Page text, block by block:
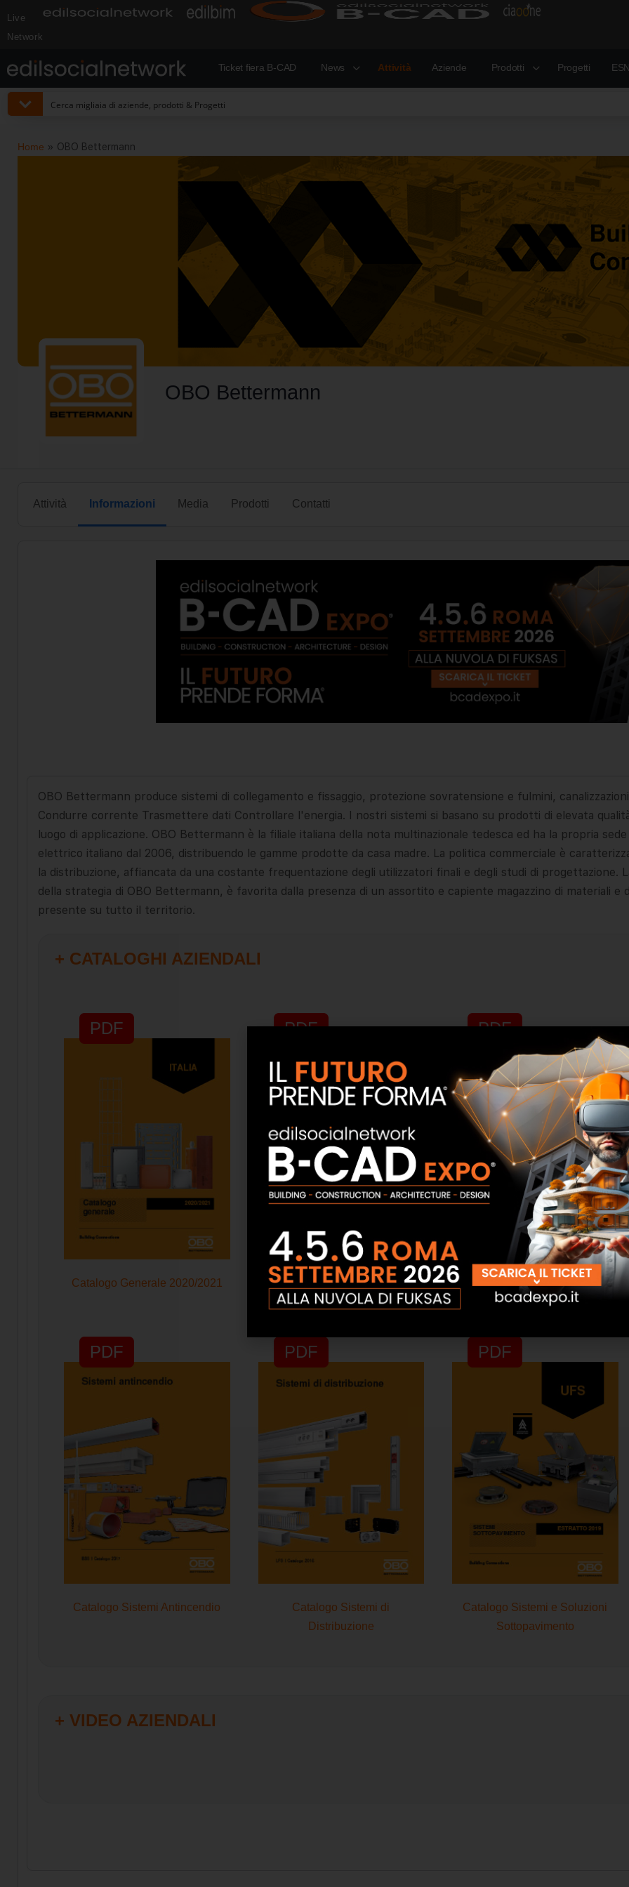
Live
Network
Ticket fiera B-CAD News Attività Aziende Prodotti Progetti
Home » OBO Bettermann
OBO Bettermann
Attività Informazioni Media Prodotti Contatti
OBO Bettermann produce sistemi di collegamento e fissaggio, protezione sovratensione e fulmini,
Condurre corrente Trasmettere dati Controllare l'energia. I nostri sistemi si basano su prodotti di elevata
luogo di applicazione. OBO Bettermann è la filiale italiana della nota multinazionale tedesca ed ha la propria
elettrico italiano dal 2006, distribuendo le gamme prodotte da casa madre. La politica commerciale è
la distribuzione, affiancata da una costante frequentazione degli utilizzatori finali e degli studi di progettazione.
della strategia di OBO Bettermann, è favorita dalla presenza di un assortito e capiente magazzino di materiali e
presente su tutto il territorio.
+ CATALOGHI AZIENDALI
PDF
Catalogo Generale 2020/2021
PDF
Catalogo Sistemi di Cablaggio e
Fissaggio
PDF
Catalogo Sistemi di Protezione
da Sovratensioni e Fulmini
PDF
Catalogo Sistemi Antincendio
PDF
Catalogo Sistemi di
Distribuzione
PDF
Catalogo Sistemi e Soluzioni
Sottopavimento
+ VIDEO AZIENDALI